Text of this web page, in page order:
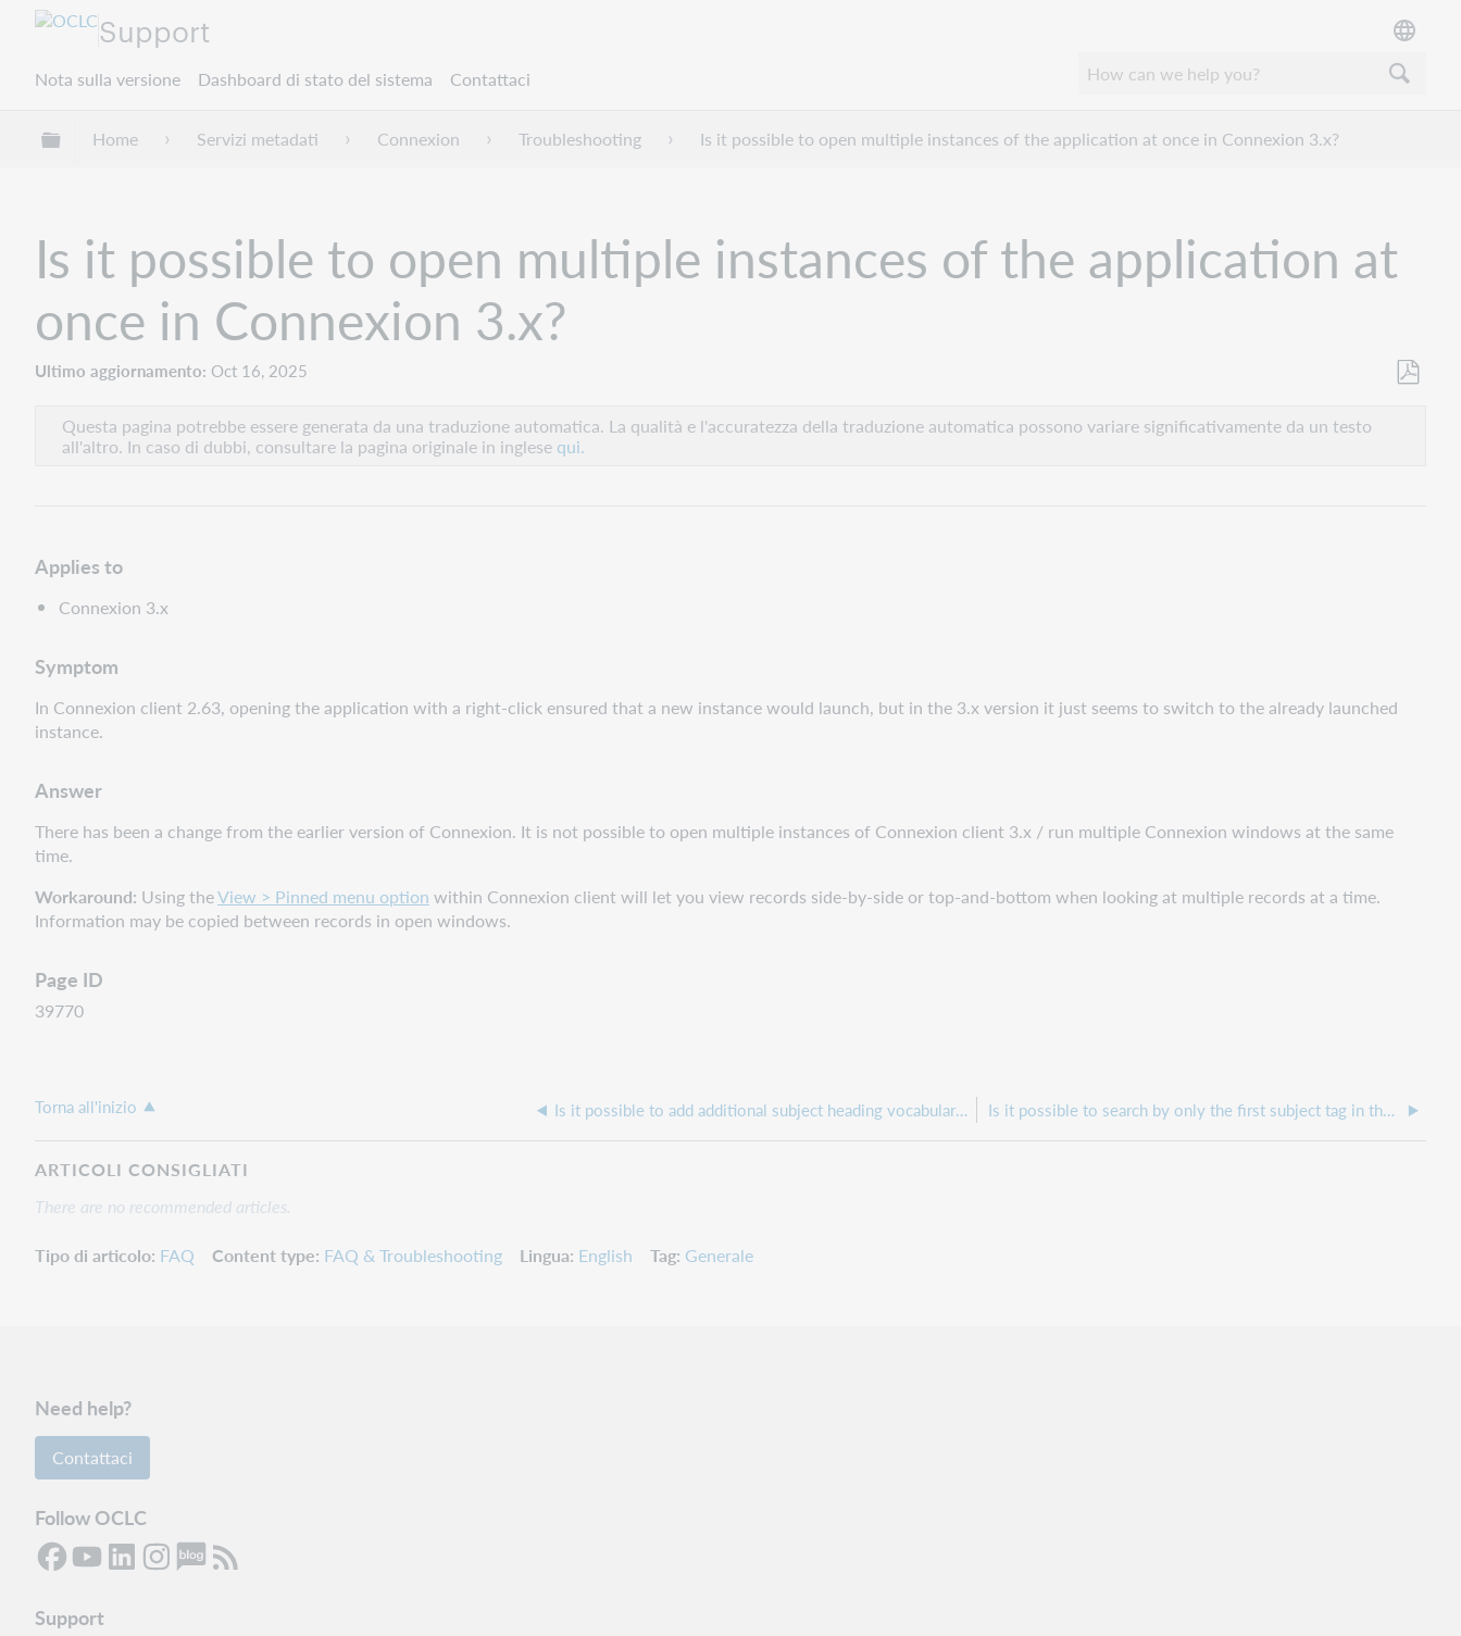
Support
Nota sulla versione Dashboard di stato del sistema Contattaci
Espandi/comprimi la gerarchia globale
Home Servizi metadati Connexion Troubleshooting Is it possible to open multiple instances of the application at once in Connexion 3.x?
Is it possible to open multiple instances of the application at
once in Connexion 3.x?
Ultimo aggiornamento Oct 16, 2025
Questa pagina potrebbe essere generata da una traduzione automatica. La qualità e l'accuratezza della traduzione automatica possono variare significativamente da un testo
all'altro. In caso di dubbi, consultare la pagina originale in inglese qui.
Applies to
Connexion 3.x
Symptom
In Connexion client 2.63, opening the application with a right-click ensured that a new instance would launch, but in the 3.x version it just seems to switch to the already launched
instance.
Answer
There has been a change from the earlier version of Connexion. It is not possible to open multiple instances of Connexion client 3.x / run multiple Connexion windows at the same
time.
Workaround: Using theView > Pinned menu option within Connexion client will let you view records side-by-side or top-and-bottom when looking at multiple records at a time.
Information may be copied between records in open windows.
Page ID
39770
Torna all'inizio Is it possible to add additional subject heading vocabularies or authority files in Connexion? Is it possible to search by only the first subject tag in the MARC record?
ARTICOLI CONSIGLIATI
There are no recommended articles.
Tipo di articolo FAQ Content type FAQ & Troubleshooting Lingua English Tag Generale
Need help?
Contattaci
Follow OCLC
Support